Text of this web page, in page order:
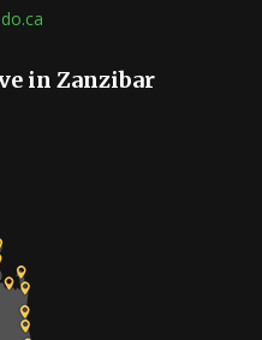
in Zanzibar